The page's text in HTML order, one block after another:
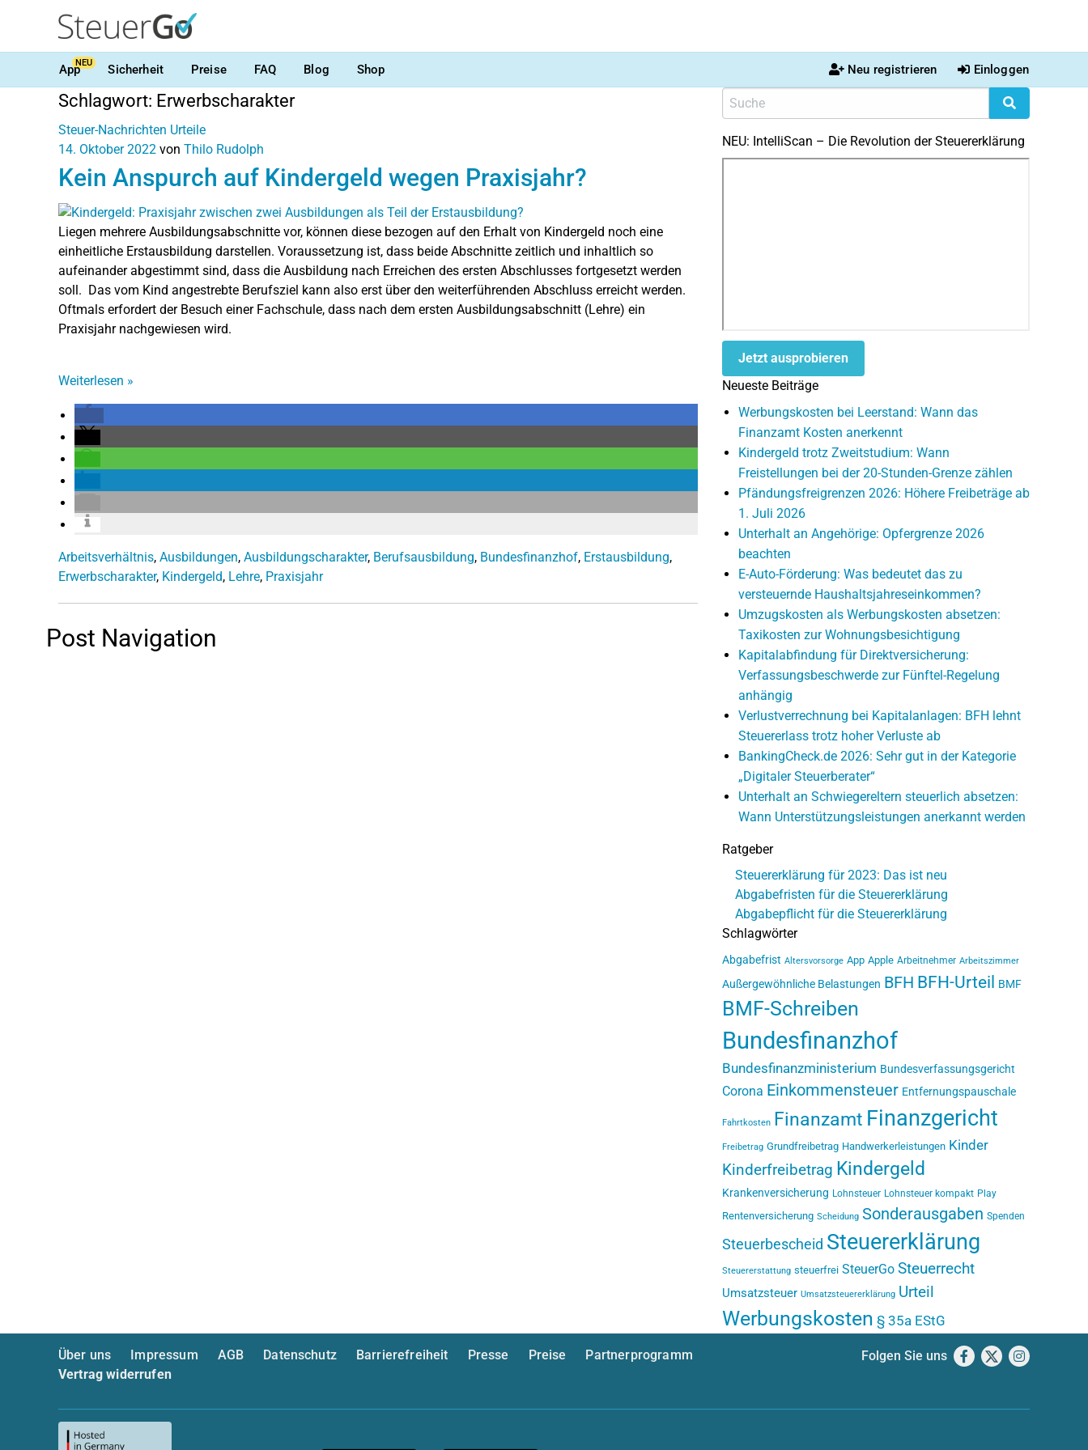
AppNEU Sicherheit Preise FAQ Blog Shop Neu registrieren Einloggen
Schlagwort: Erwerbscharakter
Steuer-Nachrichten Urteile
14. Oktober 2022 von Thilo Rudolph
Kein Anspurch auf Kindergeld wegen Praxisjahr?
Liegen mehrere Ausbildungsabschnitte vor, können diese bezogen auf den Erhalt von Kindergeld noch eine
einheitliche Erstausbildung darstellen. Voraussetzung ist, dass beide Abschnitte zeitlich und inhaltlich so
aufeinander abgestimmt sind, dass die Ausbildung nach Erreichen des ersten Abschlusses fortgesetzt werden
soll. Das vom Kind angestrebte Berufsziel kann also erst über den weiterführenden Abschluss erreicht werden.
Oftmals erfordert der Besuch einer Fachschule, dass nach dem ersten Ausbildungsabschnitt (Lehre) ein
Praxisjahr nachgewiesen wird.
Weiterlesen »
Arbeitsverhältnis, Ausbildungen, Ausbildungscharakter, Berufsausbildung, Bundesfinanzhof, Erstausbildung,
Erwerbscharakter, Kindergeld, Lehre, Praxisjahr
Post Navigation
NEU: IntelliScan – Die Revolution der Steuererklärung
Jetzt ausprobieren
Neueste Beiträge
Werbungskosten bei Leerstand: Wann das
Finanzamt Kosten anerkennt
Kindergeld trotz Zweitstudium: Wann
Freistellungen bei der 20-Stunden-Grenze zählen
Pfändungsfreigrenzen 2026: Höhere Freibeträge ab
1. Juli 2026
Unterhalt an Angehörige: Opfergrenze 2026
beachten
E-Auto-Förderung: Was bedeutet das zu
versteuernde Haushaltsjahreseinkommen?
Umzugskosten als Werbungskosten absetzen:
Taxikosten zur Wohnungsbesichtigung
Kapitalabfindung für Direktversicherung:
Verfassungsbeschwerde zur Fünftel-Regelung
anhängig
Verlustverrechnung bei Kapitalanlagen: BFH lehnt
Steuererlass trotz hoher Verluste ab
BankingCheck.de 2026: Sehr gut in der Kategorie
„Digitaler Steuerberater“
Unterhalt an Schwiegereltern steuerlich absetzen:
Wann Unterstützungsleistungen anerkannt werden
Ratgeber
Steuererklärung für 2023: Das ist neu
Abgabefristen für die Steuererklärung
Abgabepflicht für die Steuererklärung
Schlagwörter
Abgabefrist Altersvorsorge App Apple Arbeitnehmer Arbeitszimmer
Außergewöhnliche Belastungen BFH BFH-Urteil BMF
BMF-Schreiben
Bundesfinanzhof
Bundesfinanzministerium Bundesverfassungsgericht
Corona Einkommensteuer Entfernungspauschale
Fahrtkosten Finanzamt Finanzgericht
Freibetrag Grundfreibetrag Handwerkerleistungen Kinder
Kinderfreibetrag Kindergeld
Krankenversicherung Lohnsteuer Lohnsteuer kompakt Play
Rentenversicherung Scheidung Sonderausgaben Spenden
Steuerbescheid Steuererklärung
Steuererstattung steuerfrei SteuerGo Steuerrecht
Umsatzsteuer Umsatzsteuererklärung Urteil
Werbungskosten § 35a EStG
Über uns Impressum AGB Datenschutz Barrierefreiheit Presse Preise
Partnerprogramm
Vertrag widerrufen
Folgen Sie uns Facebook
X Instagram